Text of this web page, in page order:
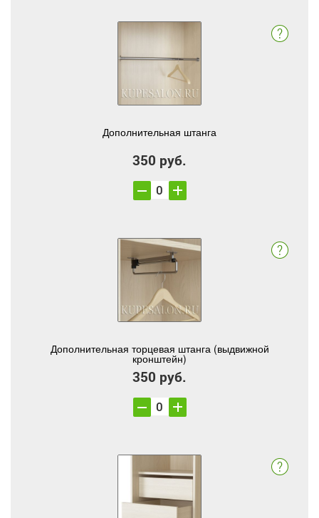
Дополнительная штанга
350 руб.
Дополнительная торцевая штанга (выдвижной
кронштейн)
350 руб.